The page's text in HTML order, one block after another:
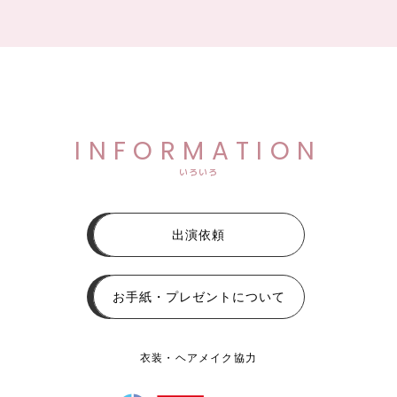
INFORMATION
いろいろ
出演依頼
お手紙・プレゼントについて
衣装・ヘアメイク協力